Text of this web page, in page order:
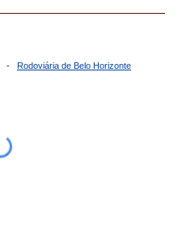
- Rodoviária de Belo Horizonte